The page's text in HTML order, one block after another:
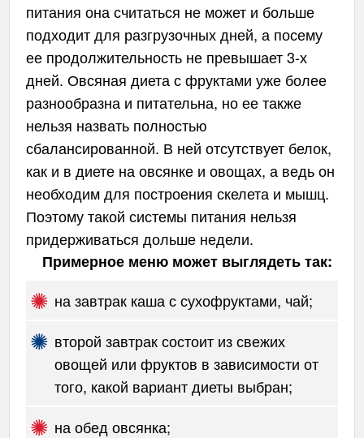
питания она считаться не может и больше
подходит для разгрузочных дней, а посему
ее продолжительность не превышает 3-х
дней. Овсяная диета с фруктами уже более
разнообразна и питательна, но ее также
нельзя назвать полностью
сбалансированной. В ней отсутствует белок,
как и в диете на овсянке и овощах, а ведь он
необходим для построения скелета и мышц.
Поэтому такой системы питания нельзя
придерживаться дольше недели.
Примерное меню может выглядеть так:
на завтрак каша с сухофруктами, чай;
второй завтрак состоит из свежих
овощей или фруктов в зависимости от
того, какой вариант диеты выбран;
на обед овсянка;